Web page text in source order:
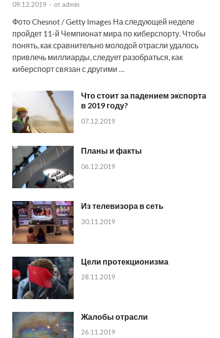
09.12.2019 - от admin
Фото Chesnot / Getty Images На следующей неделе
пройдет 11-й Чемпионат мира по киберспорту. Чтобы
понять, как сравнительно молодой отрасли удалось
привлечь миллиарды, следует разобраться, как
киберспорт связан с другими …
Что стоит за падением экспорта
в 2019 году?
07.12.2019
Планы и факты
06.12.2019
Из телевизора в сеть
30.11.2019
Цели протекционизма
28.11.2019
Жалобы отрасли
26.11.2019